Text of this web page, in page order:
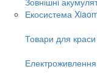
Екосистема
Товари для